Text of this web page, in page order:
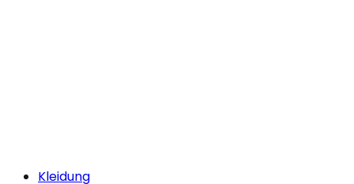
Kleidung